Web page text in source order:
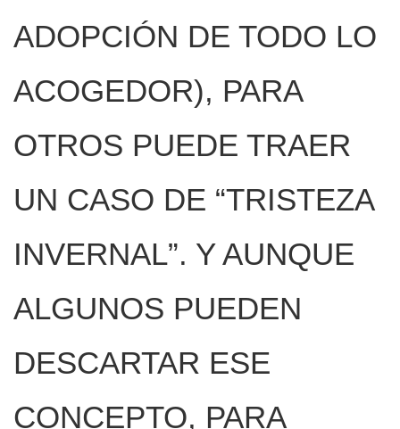
ADOPCIÓN DE TODO LO
ACOGEDOR), PARA
OTROS PUEDE TRAER
UN CASO DE “TRISTEZA
INVERNAL”. Y AUNQUE
ALGUNOS PUEDEN
DESCARTAR ESE
CONCEPTO, PARA